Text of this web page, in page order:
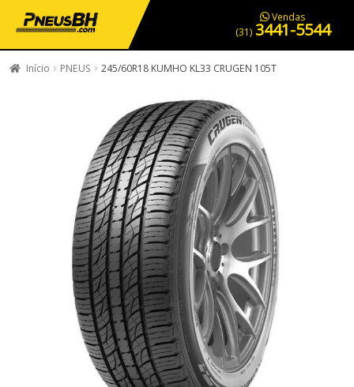
PNEUS EM OFERTA SERVIÇOS AUTOMOTIVOS NOSSA LOJA
Vendas
(31) 3441-5544
Início PNEUS 245/60R18 KUMHO KL33 CRUGEN 105T